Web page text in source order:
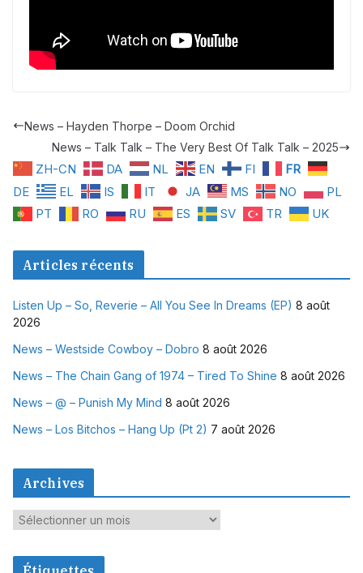
News – Hayden Thorpe – Doom Orchid
News – Talk Talk – The Very Best Of Talk Talk – 2025
ZH-CN DA NL EN FI
FR
DE
EL IS IT JA MS NO
PL
PT
RO RU ES SV TR UK
Articles récents
Listen Up – So, Reverie – All You See In Dreams (EP) 8 août
2026
News – Westside Cowboy – Dobro 8 août 2026
News – The Chain Gang of 1974 – Tired To Shine 8 août 2026
News – @ – Punish My Mind 8 août 2026
News – Los Bitchos – Hang Up (Pt 2) 7 août 2026
Archives
A
c